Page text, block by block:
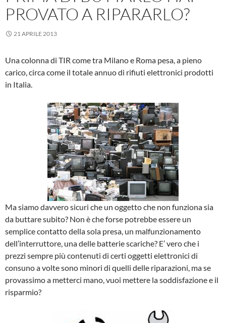
PROVATO A RIPARARLO?
21 APRILE 2013
Una colonna di TIR come tra Milano e Roma pesa, a pieno
carico, circa come il totale annuo di rifiuti elettronici prodotti
in Italia.
Ma siamo davvero sicuri che un oggetto che non funziona sia
da buttare subito? Non è che forse potrebbe essere un
semplice contatto della sola presa, un malfunzionamento
dell’interruttore, una delle batterie scariche? E’ vero che i
prezzi sempre più contenuti di certi oggetti elettronici di
consuno a volte sono minori di quelli delle riparazioni, ma se
provassimo a metterci mano, vuoi mettere la soddisfazione e il
risparmio?